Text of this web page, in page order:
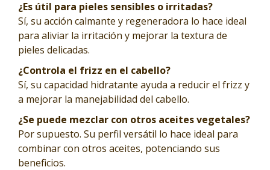
¿Es útil para pieles sensibles o irritadas?
Sí, su acción calmante y regeneradora lo hace ideal
para aliviar la irritación y mejorar la textura de
pieles delicadas.
¿Controla el frizz en el cabello?
Sí, su capacidad hidratante ayuda a reducir el frizz y
a mejorar la manejabilidad del cabello.
¿Se puede mezclar con otros aceites vegetales?
Por supuesto. Su perfil versátil lo hace ideal para
combinar con otros aceites, potenciando sus
beneficios.